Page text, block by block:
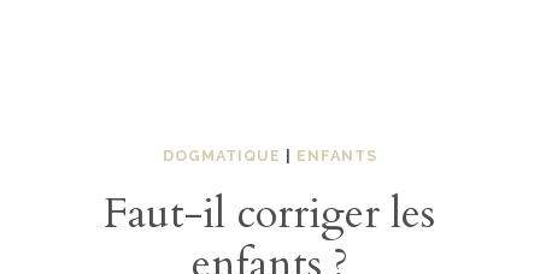
DOGMATIQUE ENFANTS
Faut-il corriger les